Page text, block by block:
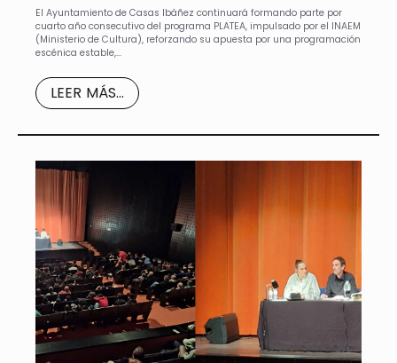
El Ayuntamiento de Casas Ibáñez continuará formando parte por
cuarto año consecutivo del programa PLATEA, impulsado por el INAEM
(Ministerio de Cultura), reforzando su apuesta por una programación
escénica estable,…
LEER MÁS...
Este sitio web utiliza cookies para mejorar su experiencia de
navegación y asegurar el correcto funcionamiento del sitio. Al
continuar utilizando este sitio, reconoce y acepta el uso de cookies.
Aceptar todo